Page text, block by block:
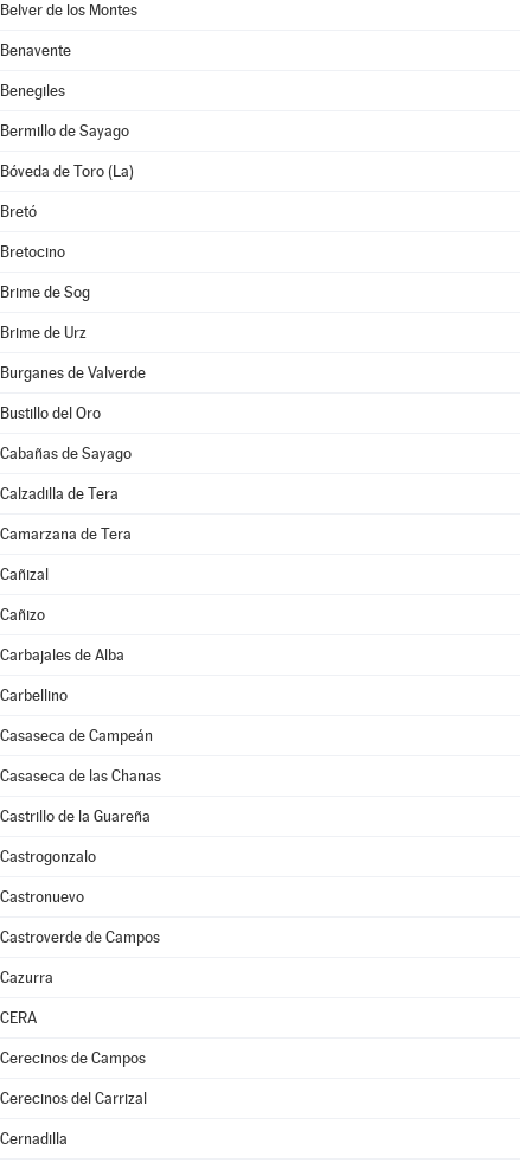
Belver de los Montes
Benavente
Benegiles
Bermillo de Sayago
Bóveda de Toro (La)
Bretó
Bretocino
Brime de Sog
Brime de Urz
Burganes de Valverde
Bustillo del Oro
Cabañas de Sayago
Calzadilla de Tera
Camarzana de Tera
Cañizal
Cañizo
Carbajales de Alba
Carbellino
Casaseca de Campeán
Casaseca de las Chanas
Castrillo de la Guareña
Castrogonzalo
Castronuevo
Castroverde de Campos
Cazurra
CERA
Cerecinos de Campos
Cerecinos del Carrizal
Cernadilla